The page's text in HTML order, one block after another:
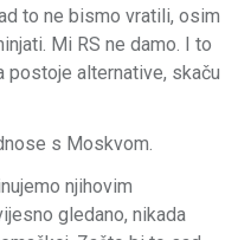
to ne bismo vratili, osim
Mi RS ne damo. I to
postoje alternative, skaču
s Moskvom.
njihovim
gledano, nikada